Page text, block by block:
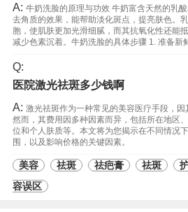
A: 牛奶洗脸的原理与功效 牛奶富含天然的乳
去角质的效果，能帮助淡化斑点，提亮肤色。
胞，使肌肤更加光滑细腻，而其抗氧化性还能
减少色素沉着。牛奶洗脸的具体步骤 1. 准备新
Q:
医院激光祛斑多少钱啊
A: 激光祛斑作为一种常见的美容医疗手段，因
然而，其费用因多种因素而异，包括所在地区
位和个人肤质等。本文将为您揭示在不同情况
围，以及影响价格的关键因素。
美容 祛斑 祛疤膏 祛斑
容误区